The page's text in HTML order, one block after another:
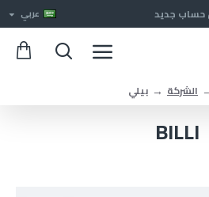
جديد عربي
الشركة بيلي
BILLI